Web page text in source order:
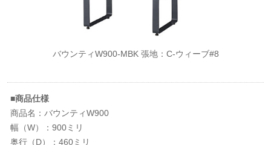
バウンティW900-MBK 張地：C-ウィーブ#8
■商品仕様
商品名：バウンティW900
幅（W）：900ミリ
奥行（D）：460ミリ